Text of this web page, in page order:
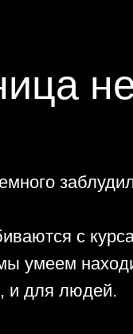
с
умеем
и для людей.